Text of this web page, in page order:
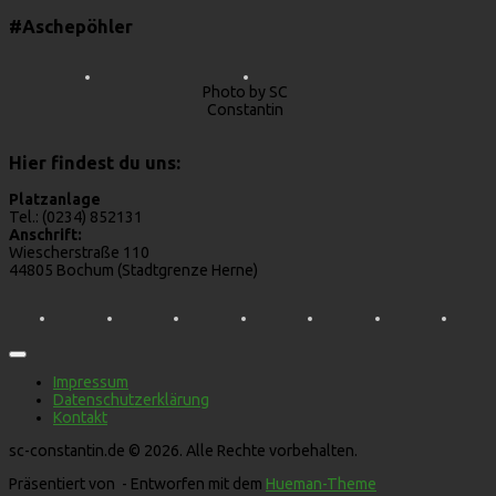
#Aschepöhler
Photo by SC
Constantin
Hier findest du uns:
Platzanlage
Tel.: (0234) 852131
Anschrift:
Wiescherstraße 110
44805 Bochum (Stadtgrenze Herne)
Impressum
Datenschutzerklärung
Kontakt
sc-constantin.de © 2026. Alle Rechte vorbehalten.
Präsentiert von - Entworfen mit dem Hueman-Theme